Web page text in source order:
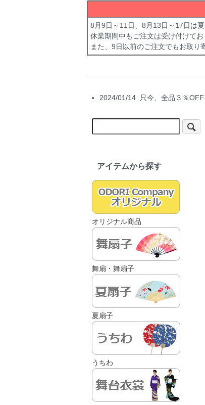
8月9日～11日、8月13日～17日は
休業期間中もご注文は受け付けて
また、9日以前のご注文でもお取り
2024/01/14 只今、全品３％OFF
アイテムから探す
オリジナル商品
舞扇・舞扇子
夏扇子
うちわ